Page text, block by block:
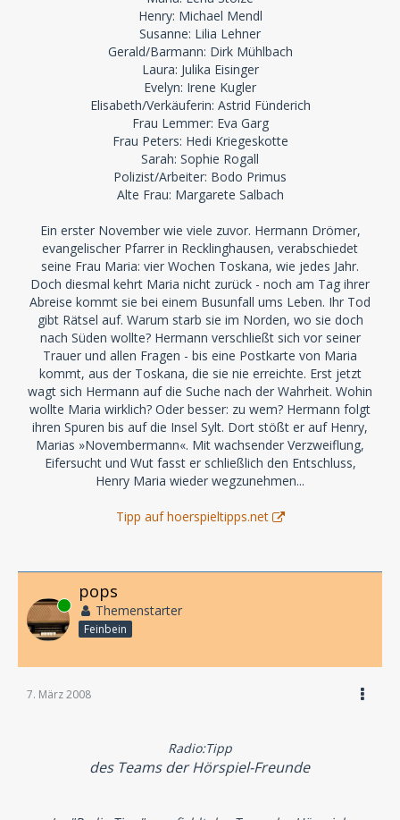
Henry: Michael Mendl
Susanne: Lilia Lehner
Gerald/Barmann: Dirk Mühlbach
Laura: Julika Eisinger
Evelyn: Irene Kugler
Elisabeth/Verkäuferin: Astrid Fünderich
Frau Lemmer: Eva Garg
Frau Peters: Hedi Kriegeskotte
Sarah: Sophie Rogall
Polizist/Arbeiter: Bodo Primus
Alte Frau: Margarete Salbach
Ein erster November wie viele zuvor. Hermann Drömer,
evangelischer Pfarrer in Recklinghausen, verabschiedet
seine Frau Maria: vier Wochen Toskana, wie jedes Jahr.
Doch diesmal kehrt Maria nicht zurück - noch am Tag ihrer
Abreise kommt sie bei einem Busunfall ums Leben. Ihr Tod
gibt Rätsel auf. Warum starb sie im Norden, wo sie doch
nach Süden wollte? Hermann verschließt sich vor seiner
Trauer und allen Fragen - bis eine Postkarte von Maria
kommt, aus der Toskana, die sie nie erreichte. Erst jetzt
wagt sich Hermann auf die Suche nach der Wahrheit. Wohin
wollte Maria wirklich? Oder besser: zu wem? Hermann folgt
ihren Spuren bis auf die Insel Sylt. Dort stößt er auf Henry,
Marias »Novembermann«. Mit wachsender Verzweiflung,
Eifersucht und Wut fasst er schließlich den Entschluss,
Henry Maria wieder wegzunehmen...
Tipp auf hoerspieltipps.net
Online
pops
Themenstarter
Feinbein
7. März 2008
Radio:Tipp
des Teams der Hörspiel-Freunde